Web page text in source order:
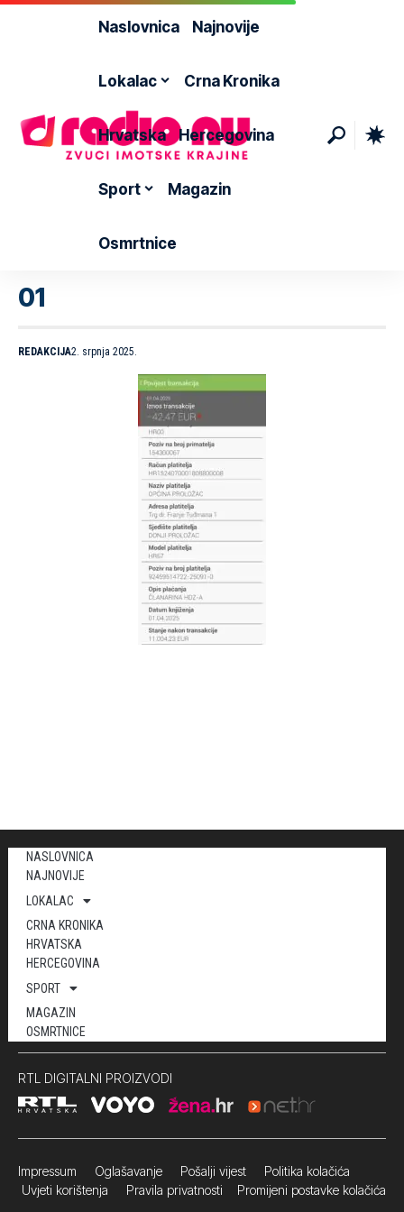
Naslovnica Najnovije
Lokalac Crna Kronika
Hrvatska Hercegovina
Sport Magazin
Osmrtnice
01
REDAKCIJA2. srpnja 2025.
NASLOVNICA
NAJNOVIJE
LOKALAC
CRNA KRONIKA
HRVATSKA
HERCEGOVINA
SPORT
MAGAZIN
OSMRTNICE
RTL DIGITALNI PROIZVODI
Impressum Oglašavanje Pošalji vijest Politika kolačića
Uvjeti korištenja Pravila privatnosti Promijeni postavke kolačića